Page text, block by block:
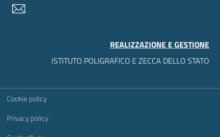
REALIZZAZIONE E GESTIONE
ISTITUTO POLIGRAFICO E ZECCA DELLO STATO
Sezione Link Utili
Cookie policy
Privacy policy